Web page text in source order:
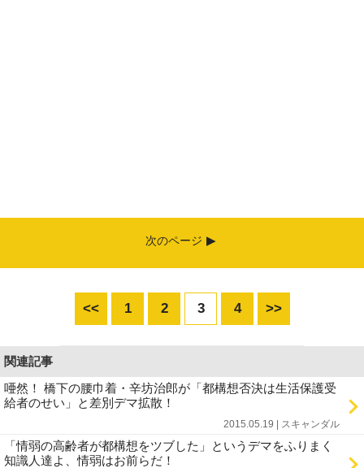
次のページ
<< 1 2 3 4 >>
関連記事
唖然！ 橋下の腰巾着・辛坊治郎が「都構想否決は生活保護受
給者のせい」と差別デマ拡散！
2015.05.19 | スキャンダル
「情弱の高齢者が都構想をツブした」というデマをふりまく
知識人達よ、情弱はお前らだ！